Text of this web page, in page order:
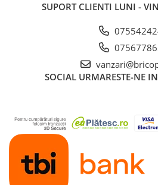
Lacuri, Baițuri, Produse de Pregătit
Sobe și Șeminee
Coșuri și Tubulatură Evacuare
Ventilație, Climatizare
Accesorii Ventilație
SUPORT CLIENTI LUNI -
SOCIAL URMARESTE-NE